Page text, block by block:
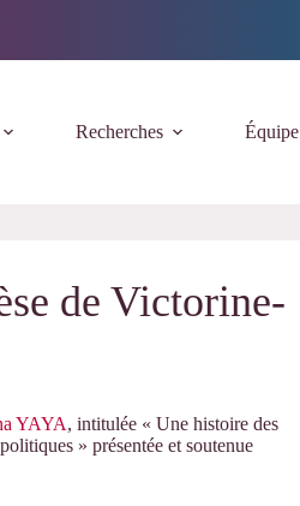
Recherches Équipe
de Victorine-
YAYA, intitulée « Une histoire des
» présentée et soutenue